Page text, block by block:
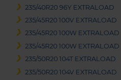
235/40R20 96Y EXTRALOAD
235/45R20 100V EXTRALOAD
235/45R20 100W EXTRALOAD
235/45R20 100W EXTRALOAD
235/50R20 104T EXTRALOAD
235/50R20 104V EXTRALOAD